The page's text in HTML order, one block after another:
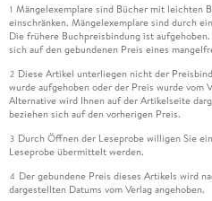
1 Mängelexemplare sind Bücher mit leichten
einschränken. Mängelexemplare sind durch
Die frühere Buchpreisbindung ist
sich auf den gebundenen Preis eines
2 Diese Artikel unterliegen nicht der
wurde aufgehoben oder der Preis wurde vom
Alternative wird Ihnen auf der Artikelseite
beziehen sich auf den vorherigen Preis.
3 Durch Öffnen der Leseprobe willigen Sie
Leseprobe übermittelt werden.
4 Der gebundene Preis dieses Artikels wird
dargestellten Datums vom Verlag angehoben.